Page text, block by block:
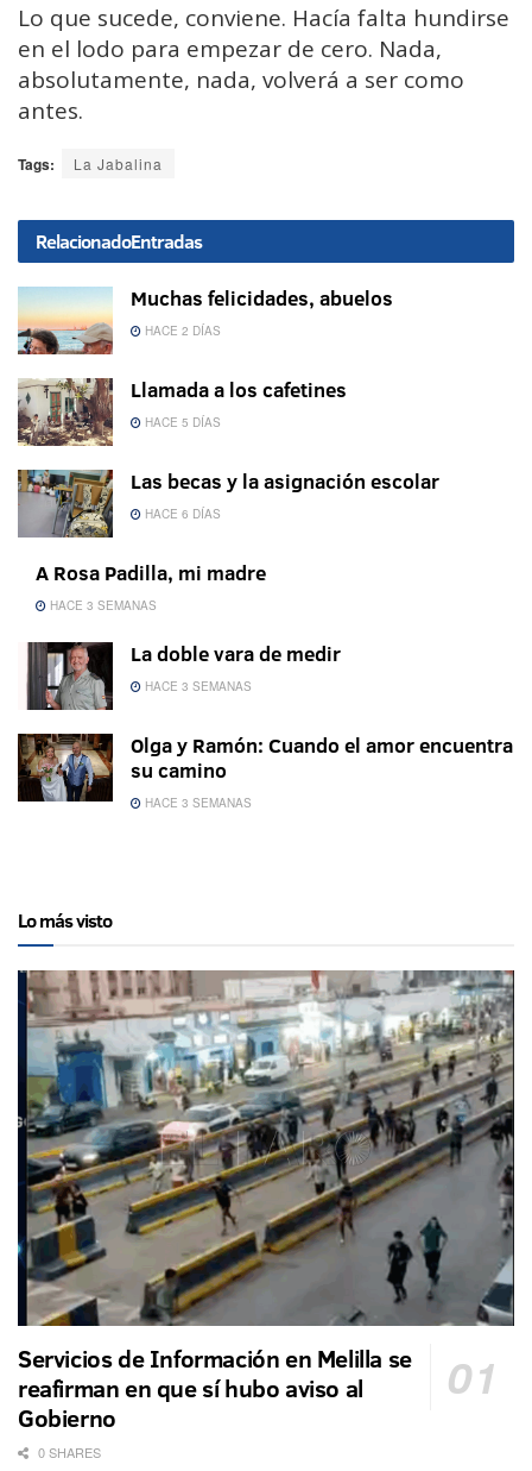
Lo que sucede, conviene. Hacía falta hundirse
en el lodo para empezar de cero. Nada,
absolutamente, nada, volverá a ser como
antes.
Tags: La Jabalina
RelacionadoEntradas
Muchas felicidades, abuelos
HACE 2 DÍAS
Llamada a los cafetines
HACE 5 DÍAS
Las becas y la asignación escolar
HACE 6 DÍAS
A Rosa Padilla, mi madre
HACE 3 SEMANAS
La doble vara de medir
HACE 3 SEMANAS
Olga y Ramón: Cuando el amor encuentra
su camino
HACE 3 SEMANAS
Lo más visto
Servicios de Información en Melilla se
reafirman en que sí hubo aviso al
Gobierno
0 SHARES